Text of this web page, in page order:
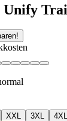
Unify
XXL 3XL 4XL